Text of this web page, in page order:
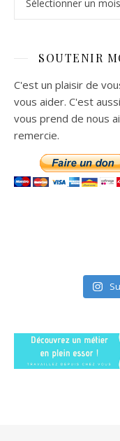
SOUTENIR
C'est un plaisir de
vous aider. C'est
vous prend de nous
remercie.